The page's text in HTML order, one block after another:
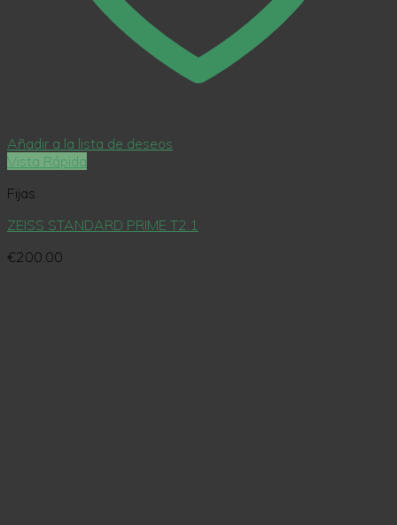
Añadir a la lista de deseos
Vista Rápida
Fijas
ZEISS STANDARD PRIME T2.1
€200.00